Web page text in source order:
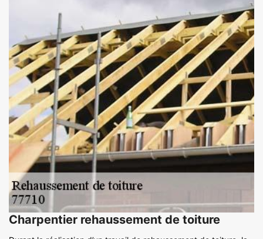
Charpentier rehaussement de toiture